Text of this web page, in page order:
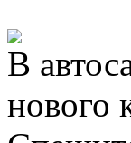
В
нового